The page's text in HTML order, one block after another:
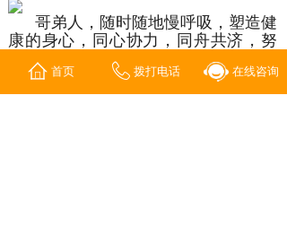
哥弟人，随时随地慢呼吸，塑造健
康的身心，同心协力，同舟共济，努
力积累能力，能力持续努力，孜孜以
求的不仅仅是时装品味，更是生活与
人生的品味，共同谆谆传递着真、
首页 拨打电话 在线咨询